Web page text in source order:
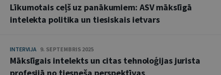
Līkumotais ceļš uz panākumiem: ASV mākslīgā
intelekta politika un tiesiskais ietvars
INTERVIJA 9. SEPTEMBRIS 2025
Mākslīgais intelekts un citas tehnoloģijas jurista